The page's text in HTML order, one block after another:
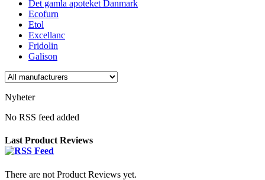
Det gamla apoteket Danmark
Ecofurn
Etol
Excellanc
Fridolin
Galison
Nyheter
No RSS feed added
Last Product Reviews
There are not Product Reviews yet.